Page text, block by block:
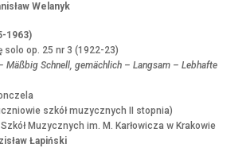
Welanyk
1963)
solo op. 25 nr 3 (1922-23)
Mäßbig Schnell, gemächlich – Langsam – Lebhafte
szkół muzycznych II stopnia)
Muzycznych im. M. Karłowicza w Krakowie
Łapiński